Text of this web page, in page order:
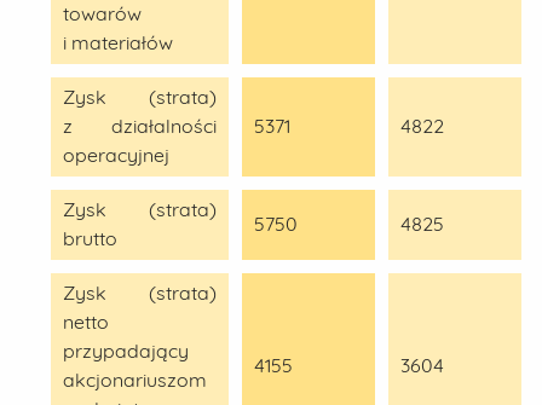
towarów
i materiałów
Zysk (strata)
z działalności
operacyjnej
5371 4822
Zysk (strata)
brutto
5750 4825
Zysk (strata)
netto
przypadający
akcjonariuszom
4155 3604